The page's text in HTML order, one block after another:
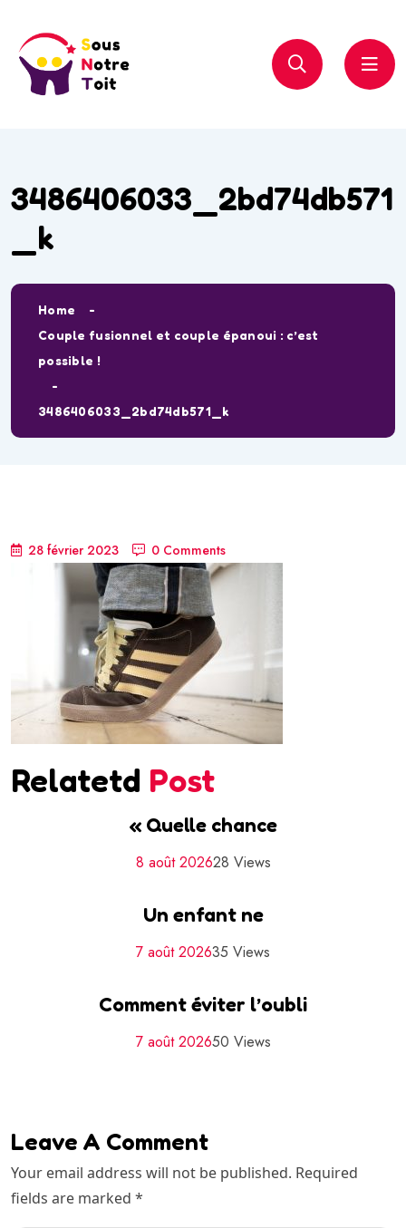
3486406033_2bd74db571
_k
Home
Couple fusionnel et couple épanoui : c’est
possible !
3486406033_2bd74db571_k
28 février 2023 0 Comments
Relatetd Post
« Quelle chance
8 août 202628 Views
Un enfant ne
7 août 202635 Views
Comment éviter l’oubli
7 août 202650 Views
Leave A Comment
Your email address will not be published. Required
fields are marked *